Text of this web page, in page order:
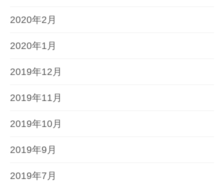
2020年2月
2020年1月
2019年12月
2019年11月
2019年10月
2019年9月
2019年7月